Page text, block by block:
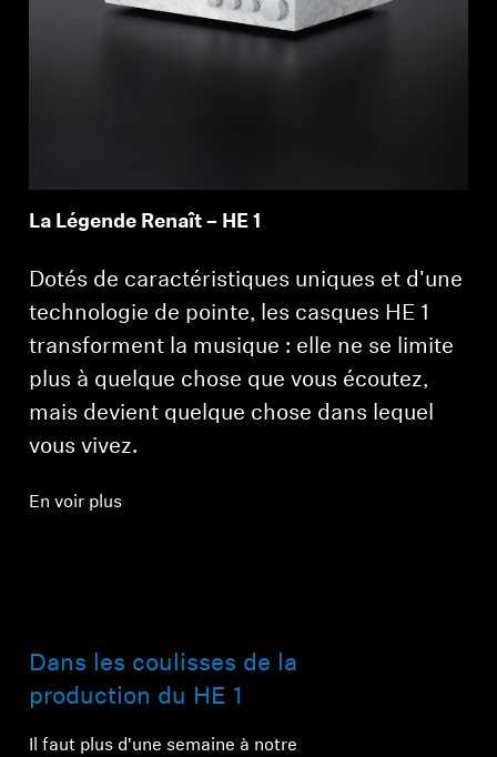
La Légende Renaît – HE 1
Dotés de caractéristiques uniques et d'une
technologie de pointe, les casques HE 1
transforment la musique : elle ne se limite
plus à quelque chose que vous écoutez,
mais devient quelque chose dans lequel
vous vivez.
En voir plus
Dans les coulisses de la
production du HE 1
Il faut plus d'une semaine à notre
des produits à votre liste de souhaits et afficher
vos articles précédemment enregistrés.
Se connecter